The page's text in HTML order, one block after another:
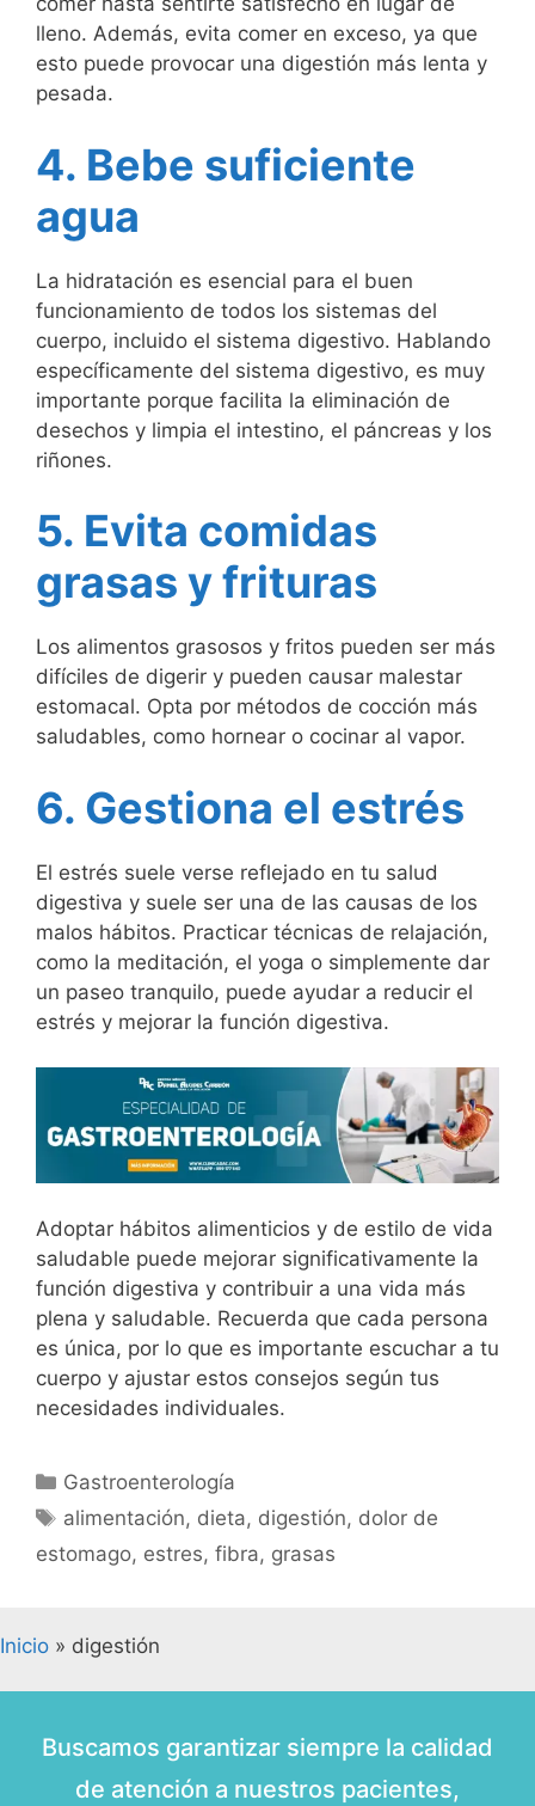
lleno. Además, evita comer en exceso, ya que
esto puede provocar una digestión más lenta y
pesada.
4. Bebe suficiente
agua
La hidratación es esencial para el buen
funcionamiento de todos los sistemas del
cuerpo, incluido el sistema digestivo. Hablando
específicamente del sistema digestivo, es muy
importante porque facilita la eliminación de
desechos y limpia el intestino, el páncreas y los
riñones.
5. Evita comidas
grasas y frituras
Los alimentos grasosos y fritos pueden ser más
difíciles de digerir y pueden causar malestar
estomacal. Opta por métodos de cocción más
saludables, como hornear o cocinar al vapor.
6. Gestiona el estrés
El estrés suele verse reflejado en tu salud
digestiva y suele ser una de las causas de los
malos hábitos. Practicar técnicas de relajación,
como la meditación, el yoga o simplemente dar
un paseo tranquilo, puede ayudar a reducir el
estrés y mejorar la función digestiva.
Adoptar hábitos alimenticios y de estilo de vida
saludable puede mejorar significativamente la
función digestiva y contribuir a una vida más
plena y saludable. Recuerda que cada persona
es única, por lo que es importante escuchar a tu
cuerpo y ajustar estos consejos según tus
necesidades individuales.
Gastroenterología
alimentación, dieta, digestión, dolor de
estomago, estres, fibra, grasas
Inicio » digestión
Buscamos garantizar siempre la calidad
de atención a nuestros pacientes,